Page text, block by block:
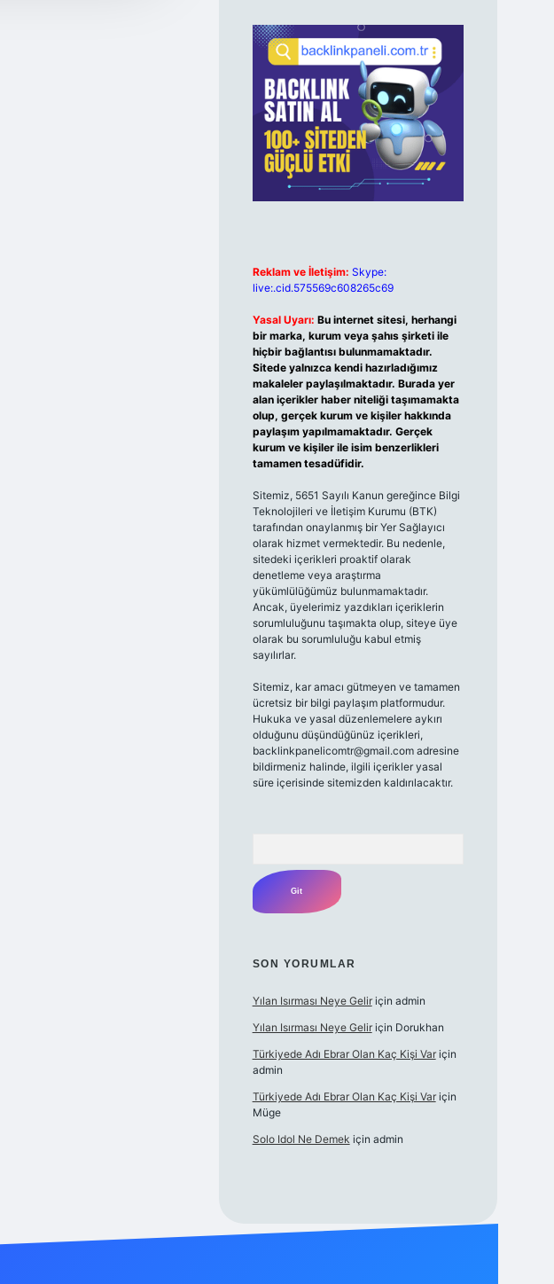
Reklam ve İletişim: Skype:
live:.cid.575569c608265c69
Yasal Uyarı: Bu internet sitesi, herhangi
bir marka, kurum veya şahıs şirketi ile
hiçbir bağlantısı bulunmamaktadır.
Sitede yalnızca kendi hazırladığımız
makaleler paylaşılmaktadır. Burada yer
alan içerikler haber niteliği taşımamakta
olup, gerçek kurum ve kişiler hakkında
paylaşım yapılmamaktadır. Gerçek
kurum ve kişiler ile isim benzerlikleri
tamamen tesadüfidir.
Sitemiz, 5651 Sayılı Kanun gereğince Bilgi
Teknolojileri ve İletişim Kurumu (BTK)
tarafından onaylanmış bir Yer Sağlayıcı
olarak hizmet vermektedir. Bu nedenle,
sitedeki içerikleri proaktif olarak
denetleme veya araştırma
yükümlülüğümüz bulunmamaktadır.
Ancak, üyelerimiz yazdıkları içeriklerin
sorumluluğunu taşımakta olup, siteye üye
olarak bu sorumluluğu kabul etmiş
sayılırlar.
Sitemiz, kar amacı gütmeyen ve tamamen
ücretsiz bir bilgi paylaşım platformudur.
Hukuka ve yasal düzenlemelere aykırı
olduğunu düşündüğünüz içerikleri,
backlinkpanelicomtr@gmail.comadresine
bildirmeniz halinde, ilgili içerikler yasal
süre içerisinde sitemizden kaldırılacaktır.
SON YORUMLAR
Yılan Isırması Neye Geliriçin admin
Yılan Isırması Neye Geliriçin Dorukhan
Türkiyede Adı Ebrar Olan Kaç Kişi Variçin
admin
Türkiyede Adı Ebrar Olan Kaç Kişi Variçin
Müge
Solo Idol Ne Demek için admin